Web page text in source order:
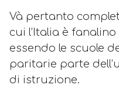
Và pertanto
cui l’Italia è
essendo le scuole
paritarie parte
di istruzione.